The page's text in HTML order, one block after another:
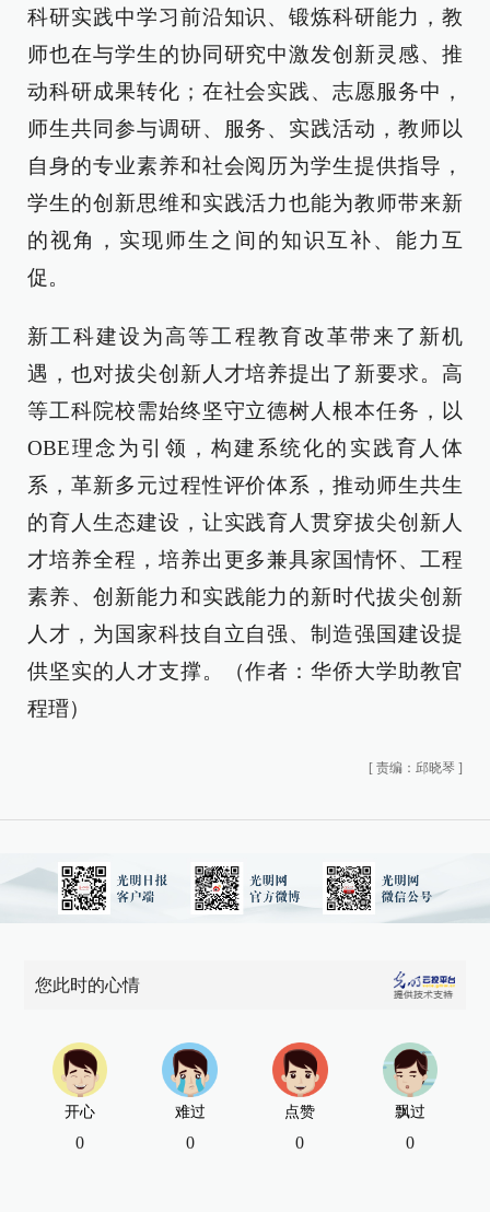
科研实践中学习前沿知识、锻炼科研能力，教
师也在与学生的协同研究中激发创新灵感、推
动科研成果转化；在社会实践、志愿服务中，
师生共同参与调研、服务、实践活动，教师以
自身的专业素养和社会阅历为学生提供指导，
学生的创新思维和实践活力也能为教师带来新
的视角，实现师生之间的知识互补、能力互
促。
新工科建设为高等工程教育改革带来了新机
遇，也对拔尖创新人才培养提出了新要求。高
等工科院校需始终坚守立德树人根本任务，以
OBE理念为引领，构建系统化的实践育人体
系，革新多元过程性评价体系，推动师生共生
的育人生态建设，让实践育人贯穿拔尖创新人
才培养全程，培养出更多兼具家国情怀、工程
素养、创新能力和实践能力的新时代拔尖创新
人才，为国家科技自立自强、制造强国建设提
供坚实的人才支撑。（作者：华侨大学助教官
程瑨）
[ 责编：邱晓琴 ]
您此时的心情
开心
0
难过
0
点赞
0
飘过
0